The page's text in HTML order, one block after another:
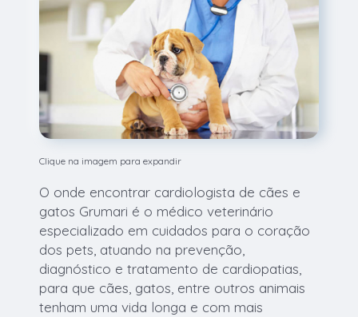
Clique na imagem para expandir
O onde encontrar cardiologista de cães e
gatos Grumari é o médico veterinário
especializado em cuidados para o coração
dos pets, atuando na prevenção,
diagnóstico e tratamento de cardiopatias,
para que cães, gatos, entre outros animais
tenham uma vida longa e com mais